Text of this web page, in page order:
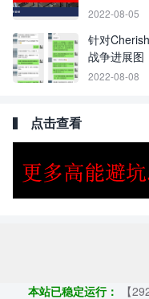
2022-08-05
针对
战争进展图
2022-08-08
点击查看
Copyright ©2009 - 2023
本站已稳定运行：
【